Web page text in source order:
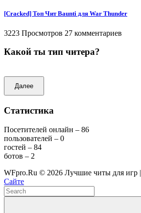
[Cracked] Топ Чит Baunti для War Thunder
3223 Просмотров 27 комментариев
Какой ты тип читера?
Далее
Статистика
Посетителей онлайн – 86
пользователей – 0
гостей – 84
ботов – 2
WFpro.Ru © 2026 Лучшие читы для игр |
Сайте